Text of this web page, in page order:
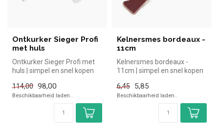
Ontkurker Sieger Profi
met huls
Ontkurker Sieger Profi met
huls | simpel en snel kopen
114,00 98,00
Beschikbaarheid laden..
Kelnersmes bordeaux -
11cm
Kelnersmes bordeaux -
11cm | simpel en snel kopen
Overzichtel...
6,45 5,85
Beschikbaarheid laden..